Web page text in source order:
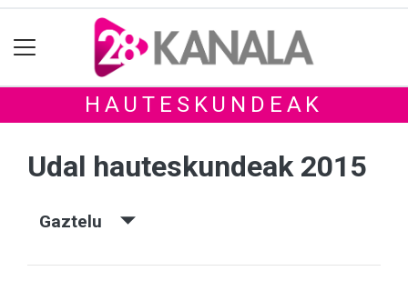
HAUTESKUNDEAK
Udal hauteskundeak 2015
Gaztelu